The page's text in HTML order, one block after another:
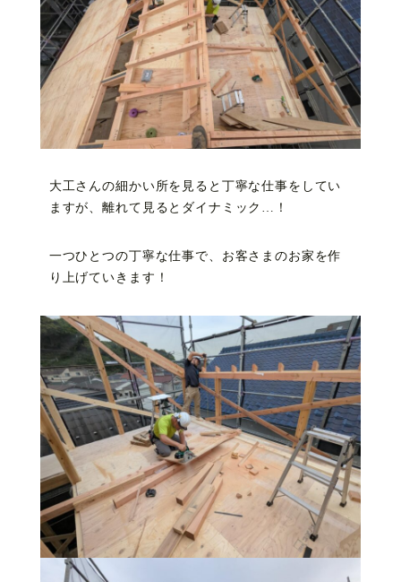
大工さんの細かい所を見ると丁寧な仕事をしてい
ますが、離れて見るとダイナミック…！
一つひとつの丁寧な仕事で、お客さまのお家を作
り上げていきます！